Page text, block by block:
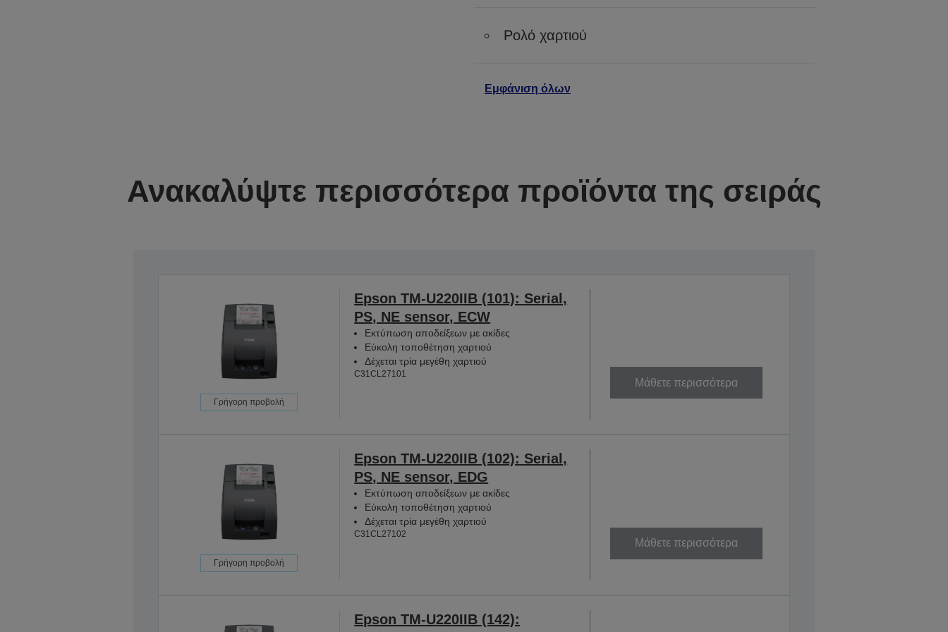
Ρολό χαρτιού
Εμφάνιση όλων
Ανακαλύψτε περισσότερα προϊόντα της σειράς
Γρήγορη προβολή
Epson TM-U220IIB (101): Serial,
PS, NE sensor, ECW
Εκτύπωση αποδείξεων με ακίδες
Εύκολη τοποθέτηση χαρτιού
Δέχεται τρία μεγέθη χαρτιού
C31CL27101
Μάθετε περισσότερα
Γρήγορη προβολή
Epson TM-U220IIB (102): Serial,
PS, NE sensor, EDG
Εκτύπωση αποδείξεων με ακίδες
Εύκολη τοποθέτηση χαρτιού
Δέχεται τρία μεγέθη χαρτιού
C31CL27102
Μάθετε περισσότερα
Epson TM-U220IIB (142):